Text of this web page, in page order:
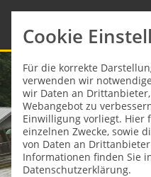
Cookie
Für die korrekte
verwenden wir
wir Daten an
Webangebot zu
Einwilligung vorliegt. Hier
einzelnen Zwecke, sowie
von Daten an
Informationen finden Sie
Datenschutzerklärung.